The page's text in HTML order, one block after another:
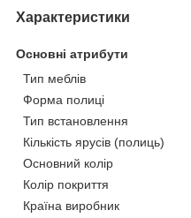
Характеристики
Основні атрибути
Тип меблів
Форма полиці
Тип встановлення
Кількість ярусів (полиць)
Основний колір
Колір покриття
Країна виробник